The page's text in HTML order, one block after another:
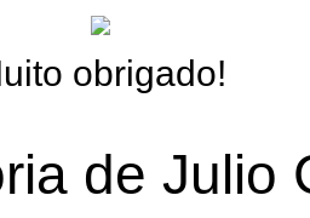
obrigado!
de Julio